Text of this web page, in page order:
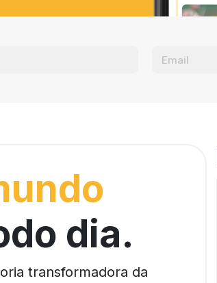
dia.
transformadora da